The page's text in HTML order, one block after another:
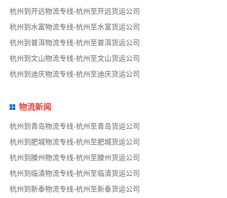
杭州到开远物流专线-杭州至开远货运公司
杭州到水富物流专线-杭州至水富货运公司
杭州到普洱物流专线-杭州至普洱货运公司
杭州到文山物流专线-杭州至文山货运公司
杭州到迪庆物流专线-杭州至迪庆货运公司
物流新闻
杭州到青岛物流专线-杭州至青岛货运公司
杭州到肥城物流专线-杭州至肥城货运公司
杭州到滕州物流专线-杭州至滕州货运公司
杭州到临清物流专线-杭州至临清货运公司
杭州到新泰物流专线-杭州至新泰货运公司